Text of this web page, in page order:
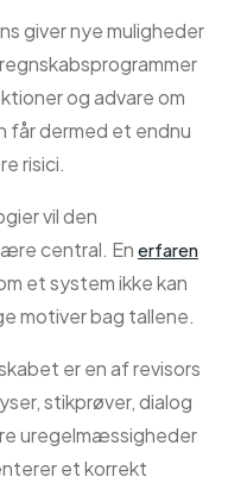
giver nye muligheder
og advare om
får dermed et endnu
risici.
vil den
central. En erfaren
et system ikke kan
motiver bag tallene.
er en af revisors
stikprøver, dialog
uregelmæssigheder
et korrekt